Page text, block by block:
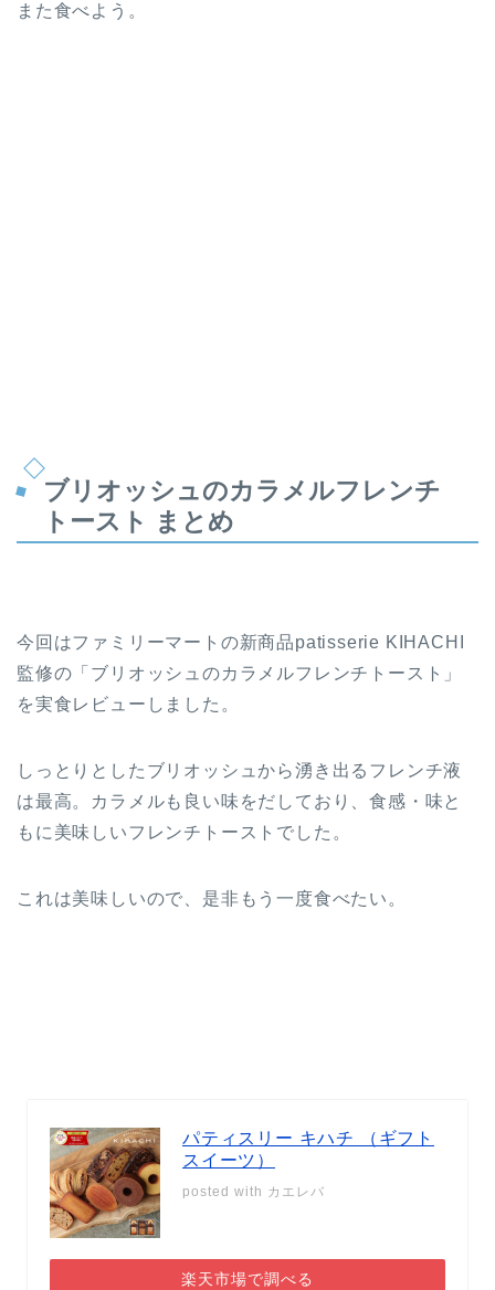
また食べよう。
ブリオッシュのカラメルフレンチ
トースト まとめ
今回はファミリーマートの新商品patisserie KIHACHI
監修の「ブリオッシュのカラメルフレンチトースト」
を実食レビューしました。
しっとりとしたブリオッシュから湧き出るフレンチ液
は最高。カラメルも良い味をだしており、食感・味と
もに美味しいフレンチトーストでした。
これは美味しいので、是非もう一度食べたい。
パティスリー キハチ （ギフト
スイーツ）
posted with カエレバ
楽天市場で調べる